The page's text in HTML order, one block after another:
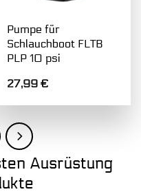
Pumpe für
Schlauchboot FLTB
PLP 10 psi
27,99€
Ausrüstung